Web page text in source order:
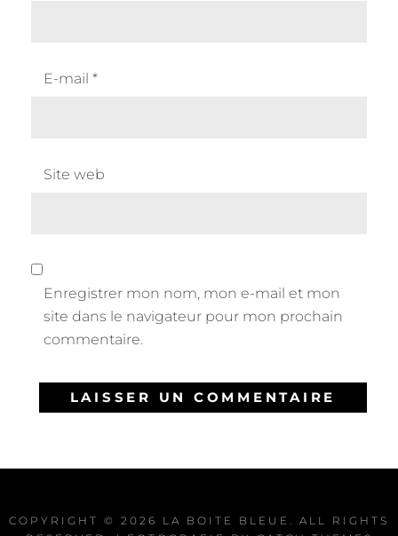
E-mail *
Site web
Enregistrer mon nom, mon e-mail et mon
site dans le navigateur pour mon prochain
commentaire.
COPYRIGHT © 2026 LA BOITE BLEUE
. ALL RIGHTS